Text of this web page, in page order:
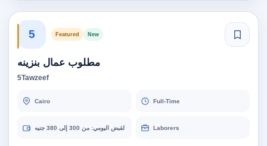
5 Featured New
مطلوب عمال بنزينه
5Tawzeef
Cairo Full-Time
لقبض اليومي: من 300 إلى 380 جنيه Laborers